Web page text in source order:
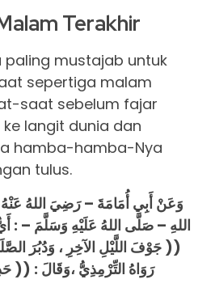
Terakhir
paling mustajab untuk
sepertiga malam
saat sebelum fajar
langit dunia dan
hamba-hamba-Nya
tulus.
وَعَنْ أَبِي أُمَامَةَ – رَضِيَ اللهُ
اللهِ – صَلَّى اللهُ عَلَيْهِ وَسَلَّمَ – :
(( جَوْفَ اللَّيْلِ الآخِرِ ، وَدُبُرَ
رَوَاهُ التِّرْمِذِيُّ ،وَقَالَ :